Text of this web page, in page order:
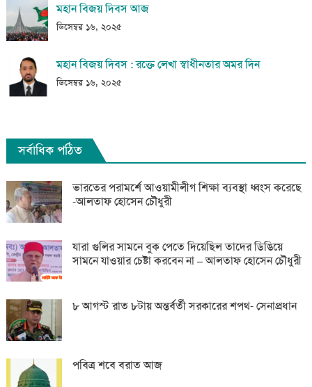
মহান বিজয় দিবস আজ
ডিসেম্বর ১৬, ২০২৫
মহান বিজয় দিবস : রক্তে লেখা স্বাধীনতার অমর দিন
ডিসেম্বর ১৬, ২০২৫
সর্বাধিক পঠিত
ভারতের পরামর্শে আওয়ামীলীগ শিক্ষা ব্যবস্থা ধ্বংস করেছে
-আলতাফ হোসেন চৌধুরী
যারা গুলির সামনে বুক পেতে দিয়েছিল তাদের ডিঙিয়ে
সামনে যাওয়ার চেষ্টা করবেন না – আলতাফ হোসেন চৌধুরী
৮ আগস্ট রাত ৮টায় অন্তর্বর্তী সরকারের শপথ- সেনাপ্রধান
পবিত্র শবে বরাত আজ